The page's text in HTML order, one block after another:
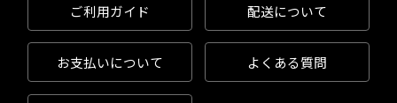
ご利用ガイド 配送について
お支払いについて よくある質問